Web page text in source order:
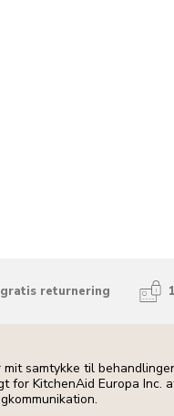
returnering
mit samtykke til
for KitchenAid Europa Inc.